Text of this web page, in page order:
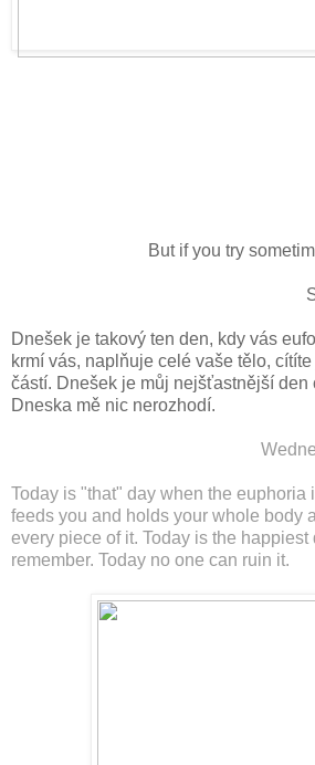
But if you try
Dnešek je takový ten den, kdy vás
krmí vás, naplňuje celé vaše tělo,
částí. Dnešek je můj nejšťastnější den
Dneska mě nic nerozhodí.
Today is "that" day when the euphoria
feeds you and holds your whole body
every piece of it. Today is the happiest
remember. Today no one can ruin it.